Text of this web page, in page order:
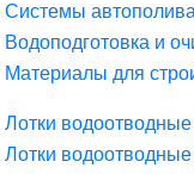
Системы автополива
Водоподготовка и
Материалы для
Лотки
Лотки